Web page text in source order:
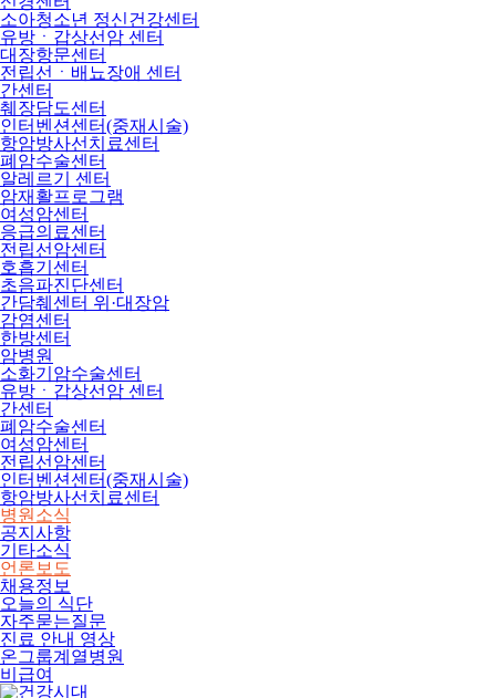
소아청소년 정신건강센터
유방ㆍ갑상선암 센터
대장항문센터
전립선ㆍ배뇨장애 센터
간센터
췌장담도센터
인터벤션센터(중재시술)
항암방사선치료센터
폐암수술센터
알레르기 센터
암재활프로그램
여성암센터
응급의료센터
전립선암센터
호흡기센터
초음파진단센터
간담췌센터 위·대장암
감염센터
한방센터
암병원
소화기암수술센터
유방ㆍ갑상선암 센터
간센터
폐암수술센터
여성암센터
전립선암센터
인터벤션센터(중재시술)
항암방사선치료센터
병원소식
공지사항
기타소식
언론보도
채용정보
오늘의 식단
자주묻는질문
진료 안내 영상
온그룹계열병원
비급여